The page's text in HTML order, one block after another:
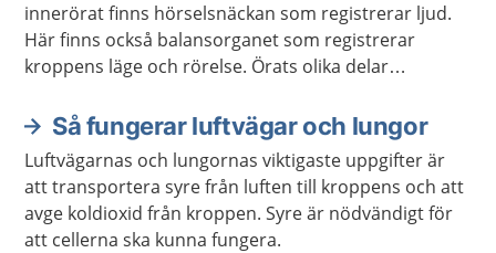
innerörat finns hörselsnäckan som registrerar ljud.
Här finns också balansorganet som registrerar
kroppens läge och rörelse. Örats olika delar
hörselcentrum och balanscentrum i hjärnan.
Så fungerar luftvägar och lungor
Luftvägarnas och lungornas viktigaste uppgifter är
att transportera syre från luften till kroppens och att
avge koldioxid från kroppen. Syre är nödvändigt för
att cellerna ska kunna fungera.